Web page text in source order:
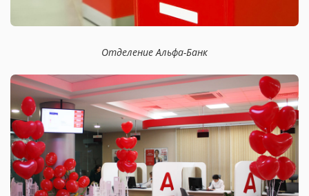
Отделение Альфа-Банк